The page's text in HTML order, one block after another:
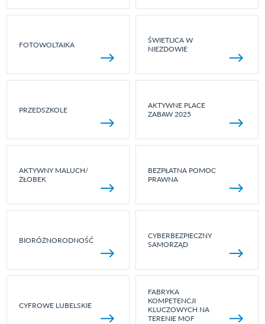
FOTOWOLTAIKA
ŚWIETLICA W
NIEZDOWIE
PRZEDSZKOLE
AKTYWNE PLACE
ZABAW 2025
AKTYWNY MALUCH/
ŻŁOBEK
BEZPŁATNA POMOC
PRAWNA
BIORÓŻNORODNOŚĆ
CYBERBEZPIECZNY
SAMORZĄD
CYFROWE LUBELSKIE
FABRYKA
KOMPETENCJI
KLUCZOWYCH NA
TERENIE MOF